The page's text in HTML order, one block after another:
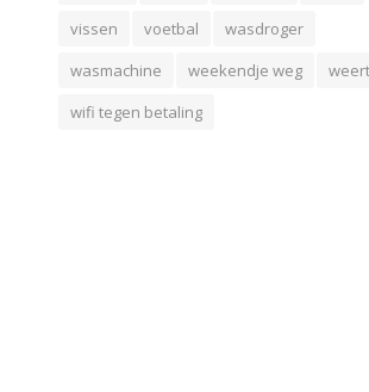
vissen
voetbal
wasdroger
wasmachine
weekendje weg
weert
wifi tegen betaling